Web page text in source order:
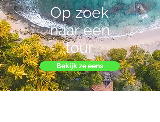
Vraag nu een offerte aan
Op zoek
naar een
tour
Bekijk ze eens